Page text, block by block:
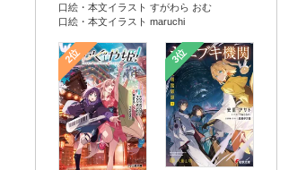
口絵・本文イラスト すがわら おむ
口絵・本文イラスト maruchi
2位 3位